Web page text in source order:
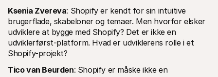
Ksenia Zvereva: Shopify er kendt for sin intuitive
brugerflade, skabeloner og temaer. Men hvorfor elsker
udviklere at bygge med Shopify? Det er ikke en
udviklerførst-platform. Hvad er udviklerens rolle i et
Shopify-projekt?
Tico van Beurden: Shopify er måske ikke en